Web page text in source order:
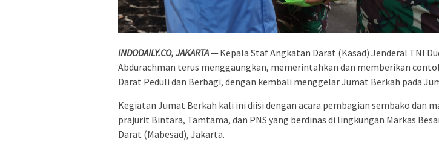
INDODAILY.CO, JAKARTA — Kepala Staf Angkatan Darat (Kasad) Jenderal TNI
Abdurachman terus menggaungkan, memerintahkan dan memberikan
Darat Peduli dan Berbagi, dengan kembali menggelar Jumat Berkah pada
Kegiatan Jumat Berkah kali ini diisi dengan acara pembagian sembako dan
prajurit Bintara, Tamtama, dan PNS yang berdinas di lingkungan Markas
Darat (Mabesad), Jakarta.